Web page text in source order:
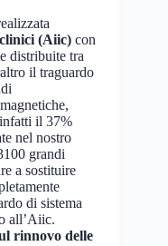
(Aiic) con
distribuite tra
il traguardo
il 37%
nel nostro
grandi
a sostituire
di sistema
all’Aiic.
rinnovo delle